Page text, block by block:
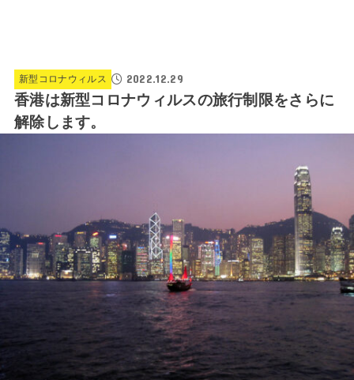
新型コロナウィルス 2022.12.29
香港は新型コロナウィルスの旅行制限をさらに
解除します。